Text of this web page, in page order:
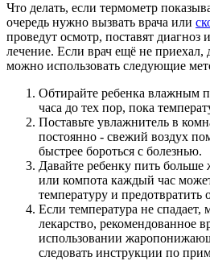
Что делать, если термометр
очередь нужно вызвать врача или
проведут осмотр, поставят диагноз
лечение. Если врач ещё не приехал,
можно использовать следующие
Обтирайте ребенка влажным
часа до тех пор, пока
Поставьте увлажнитель в
постоянно - свежий воздух
быстрее бороться с болезнью.
Давайте ребенку пить больше
или компота каждый час
температуру и предотвратить
Если температура не
лекарство, рекомендованное
использовании
следовать инструкции по